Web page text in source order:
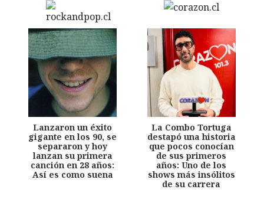
Lanzaron un éxito
gigante en los 90, se
separaron y hoy
lanzan su primera
canción en 28 años:
Así es como suena
La Combo Tortuga
destapó una historia
que pocos conocían
de sus primeros
años: Uno de los
shows más insólitos
de su carrera